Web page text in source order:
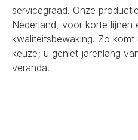
servicegraad. Onze
Nederland, voor korte lijnen
kwaliteitsbewaking. Zo
keuze; u geniet jarenlang
veranda.